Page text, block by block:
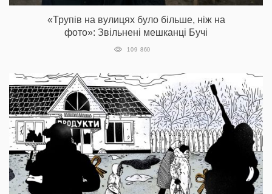
«Трупів на вулицях було більше, ніж на
фото»: Звільнені мешканці Бучі
109 860